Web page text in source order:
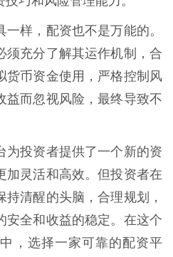
样，配资也不是万能的。
须充分了解其运作机制，合
货币资金使用，严格控制风
益而忽视风险，最终导致不
为投资者提供了一个新的资
加灵活和高效。但投资者在
清醒的头脑，合理规划，
安全和收益的稳定。在这个
，选择一家可靠的配资平